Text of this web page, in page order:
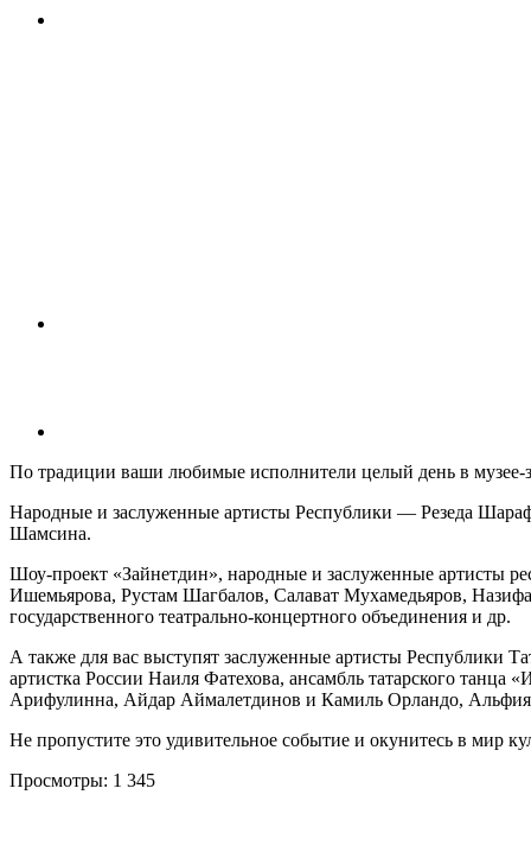
По традиции ваши любимые исполнители целый день в музее-
Народные и заслуженные артисты Республики — Резеда
Шамсина.
Шоу-проект «Зайнетдин», народные и заслуженные артисты
Ишемьярова, Рустам Шагбалов, Салават Мухамедьяров,
государственного театрально-концертного объединения и др.
А также для вас выступят заслуженные артисты Республики
артистка России Наиля Фатехова, ансамбль татарского
Арифулинна, Айдар Аймалетдинов и Камиль Орландо,
Не пропустите это удивительное событие и окунитесь в мир
Просмотры: 1 345